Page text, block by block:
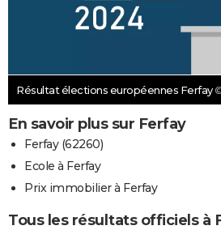
Résultat élections européennes Ferfay
En savoir plus sur Ferfay
Ferfay (62260)
Ecole à Ferfay
Prix immobilier à Ferfay
Tous les résultats officiels à